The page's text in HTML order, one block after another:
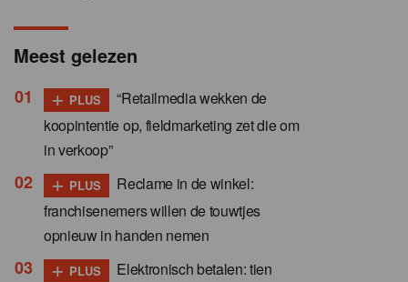
Meest gelezen
+ PLUS
“Retailmedia wekken de
koopintentie op, fieldmarketing zet die om
in verkoop”
+ PLUS
Reclame in de winkel:
franchisenemers willen de touwtjes
opnieuw in handen nemen
+ PLUS
Elektronisch betalen: tien